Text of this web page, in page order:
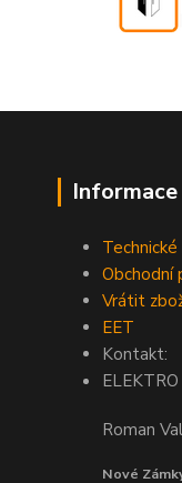
Obchodní
Vrátit
EET
Kontakt:
Roman
Nové